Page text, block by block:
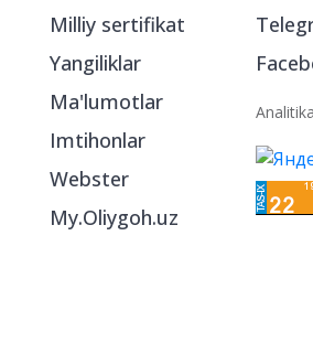
Milliy sertifikat
Yangiliklar
Ma'lumotlar
Imtihonlar
Webster
My.Oliygoh.uz
Analitika